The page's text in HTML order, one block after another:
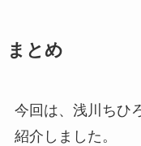
まとめ
今回は、浅川ちひ
紹介しました。